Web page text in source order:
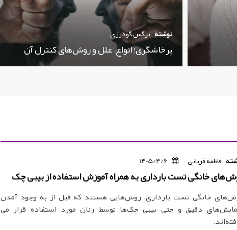
نوشته نرگس گودرزی
پرخاشگری؛ انواع، علل و روش‌های کنترل آن
فاطمه قربانی 1405/4/6
خانگی تست بارداری به همراه آموزش استفاده از بیبی چک
خانگی تست بارداری، روش‌هایی هستند که قبل از به وجود آمدن
دقیق و حتی بیبی چک‌ها توسط زنان مورد استفاده قرار می